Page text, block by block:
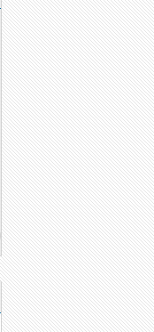
兵团
副局
职务：
简介：李 萍，女，汉族，大
兵团统计局党组成员、副局
业统计处（社会科技...